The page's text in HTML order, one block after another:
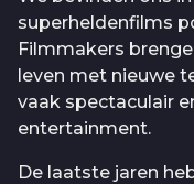
superheldenfilms
Filmmakers
leven met nieuwe
vaak spectaculair
entertainment.
De laatste jaren